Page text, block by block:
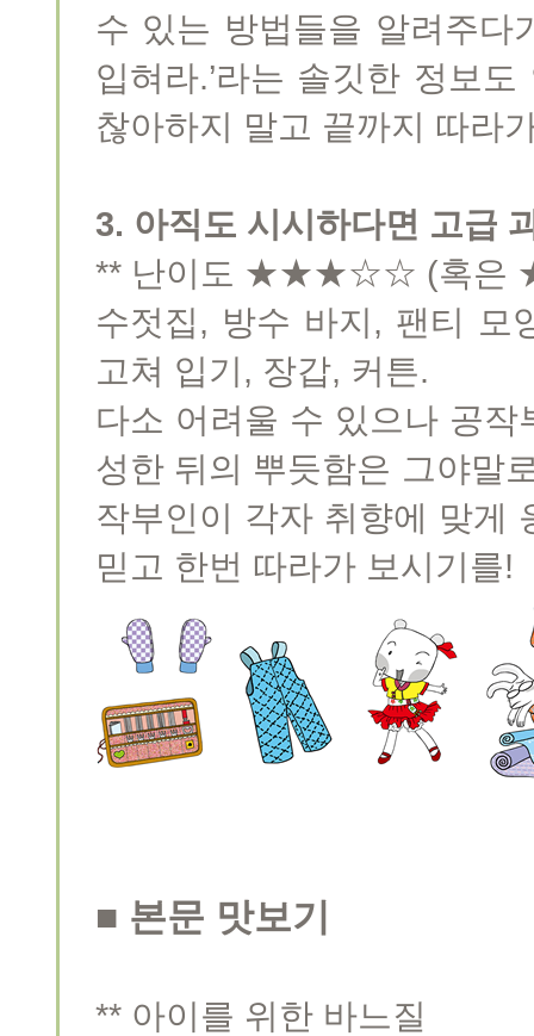
수 있는 방법들을 알려주다
입혀라.’라는 솔깃한 정보
찮아하지 말고 끝까지 따라
3. 아직도 시시하다면 고급
** 난이도 ★★★☆☆ (혹
수젓집, 방수 바지, 팬티 모
고쳐 입기, 장갑, 커튼.
다소 어려울 수 있으나 공
성한 뒤의 뿌듯함은 그야말
작부인이 각자 취향에 맞게
믿고 한번 따라가 보시기를!
■ 본문 맛보기
** 아이를 위한 바느질